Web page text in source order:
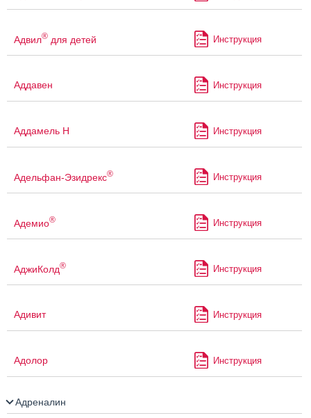
Адвил® для детей Инструкция
Аддавен Инструкция
Аддамель Н Инструкция
Адельфан-Эзидрекс® Инструкция
Адемио® Инструкция
АджиКолд® Инструкция
Адивит Инструкция
Адолор Инструкция
Адреналин